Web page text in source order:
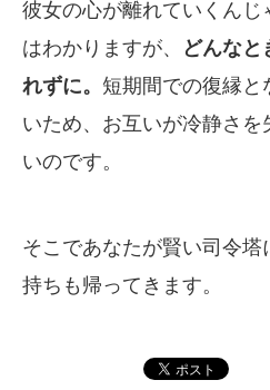
彼女の心が離れていくんじ
はわかりますが、
どんなと
れずに。 短期間での復縁と
いため、お互いが冷静さを
いのです。
そこであなたが賢い司令
持ちも帰ってきます。